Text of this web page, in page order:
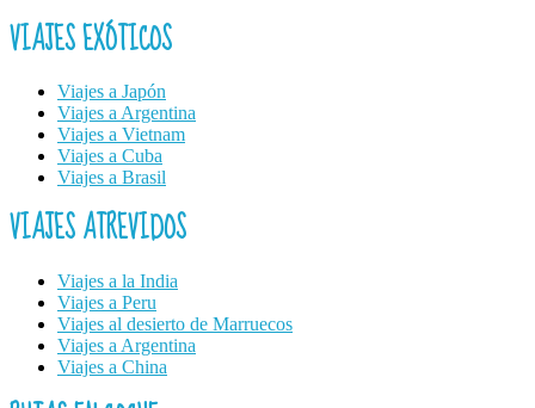
VIAJES EXÓTICOS
Viajes a Japón
Viajes a Argentina
Viajes a Vietnam
Viajes a Cuba
Viajes a Brasil
VIAJES ATREVIDOS
Viajes a la India
Viajes a Peru
Viajes al desierto de Marruecos
Viajes a Argentina
Viajes a China